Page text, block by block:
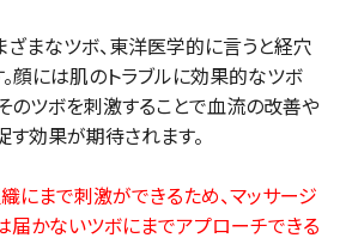
まなツボ、東洋医学的に言うと経穴
。顔には肌のトラブルに効果的なツボ
のツボを刺激することで血流の改善や
効果が期待されます。
にまで刺激ができるため、マッサージ
かないツボにまでアプローチできる